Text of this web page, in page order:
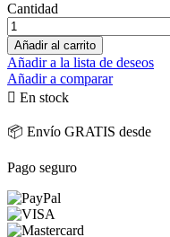
Cantidad
Añadir al carrito
Añadir a la lista de deseos
Añadir a comparar
 En stock
📦 Envío GRATIS desde
Pago seguro